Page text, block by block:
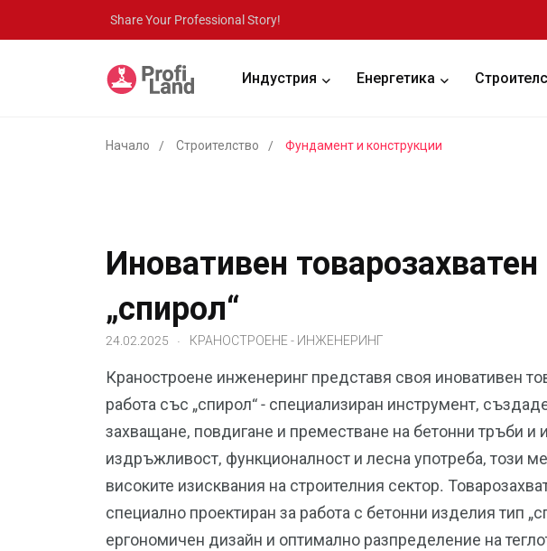
Share Your Professional Story!
Индустрия Енергетика
Начало Строителство Фундамент и конструкции
Иновативен
„спирол“
24.02.2025 КРАНОСТРОЕНЕ - ИНЖЕНЕРИНГ
Краностроене инженеринг представя своя иновативен
работа със „спирол“ - специализиран инструмент,
захващане, повдигане и преместване на бетонни тръби и
издръжливост, функционалност и лесна употреба, този
високите изисквания на строителния сектор.
специално проектиран за работа с бетонни изделия тип
ергономичен дизайн и оптимално разпределение на